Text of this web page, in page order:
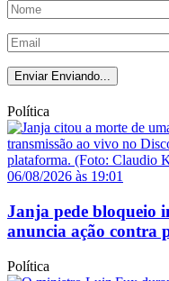
Enviar Enviando...
Política
06/08/2026 às 19:01
Janja pede bloqueio
anuncia ação contra
Política